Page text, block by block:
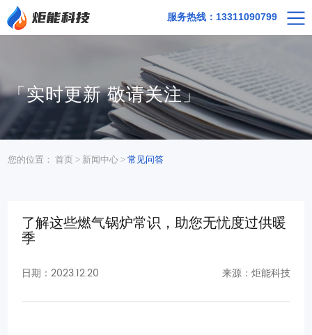
服务热线：13311090799
「实时更新 敬请关注」
您的位置：首页 > 新闻中心 >常见问答
了解这些燃气锅炉常识，助您无忧度过供暖
季
日期：2023.12.20 来源：炬能科技